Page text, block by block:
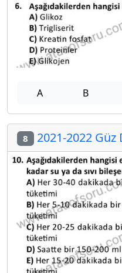
A B
8 2021-2022 Güz